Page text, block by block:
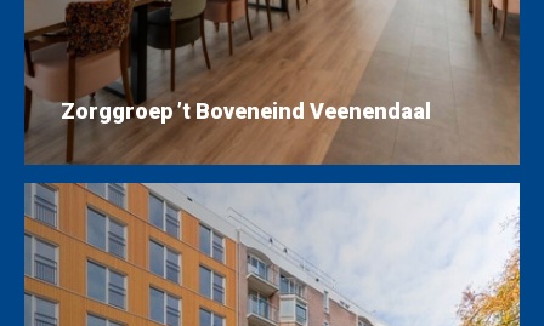
Zorggroep ’t Boveneind Veenendaal